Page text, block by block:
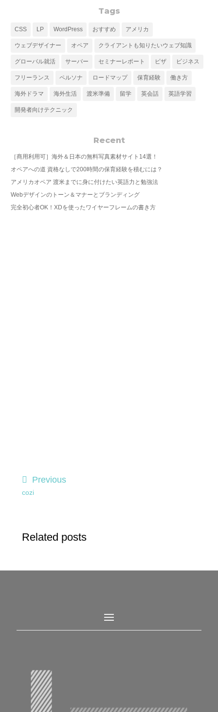
Tags
CSS LP WordPress おすすめ アメリカ
ウェブデザイナー オペア クライアントも知りたいウェブ知識
グローバル就活 サーバー セミナーレポート ビザ ビジネス
フリーランス ペルソナ ロードマップ 保育経験 働き方
海外ドラマ 海外生活 渡米準備 留学 英会話 英語学習
開発者向けテクニック
Recent
［商用利用可］海外＆日本の無料写真素材サイト14選！
オペアへの道 資格なしで200時間の保育経験を積むには？
アメリカオペア 渡米までに身に付けたい英語力と勉強法
Webデザインのトーン＆マナーとブランディング
完全初心者OK！XDを使ったワイヤーフレームの書き方
Previous
cozi
Related posts